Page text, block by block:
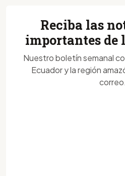
Reciba las
importantes de
Nuestro boletín semanal
Ecuador y la región
correo.